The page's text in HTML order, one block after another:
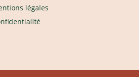
légales